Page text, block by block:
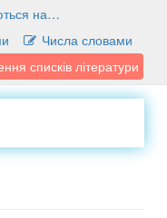
на…
Числа словами
списків літератури